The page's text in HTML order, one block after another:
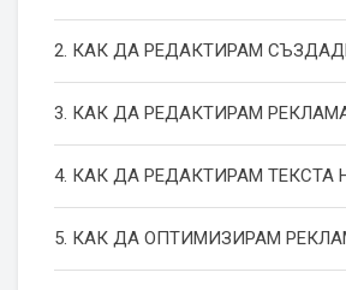
2. КАК ДА РЕДАКТИРАМ
3. КАК ДА РЕДАКТИРАМ
4. КАК ДА РЕДАКТИРАМ ТЕКСТА
5. КАК ДА ОПТИМИЗИРАМ